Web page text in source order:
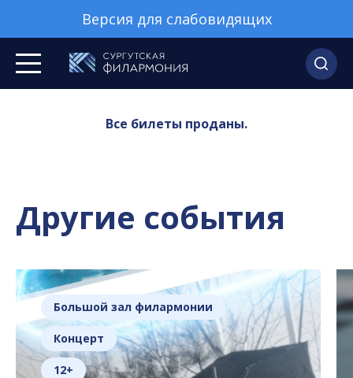
Версия для слабовидящих
Все билеты проданы.
Другие события
Большой зал филармонии
Концерт
12+